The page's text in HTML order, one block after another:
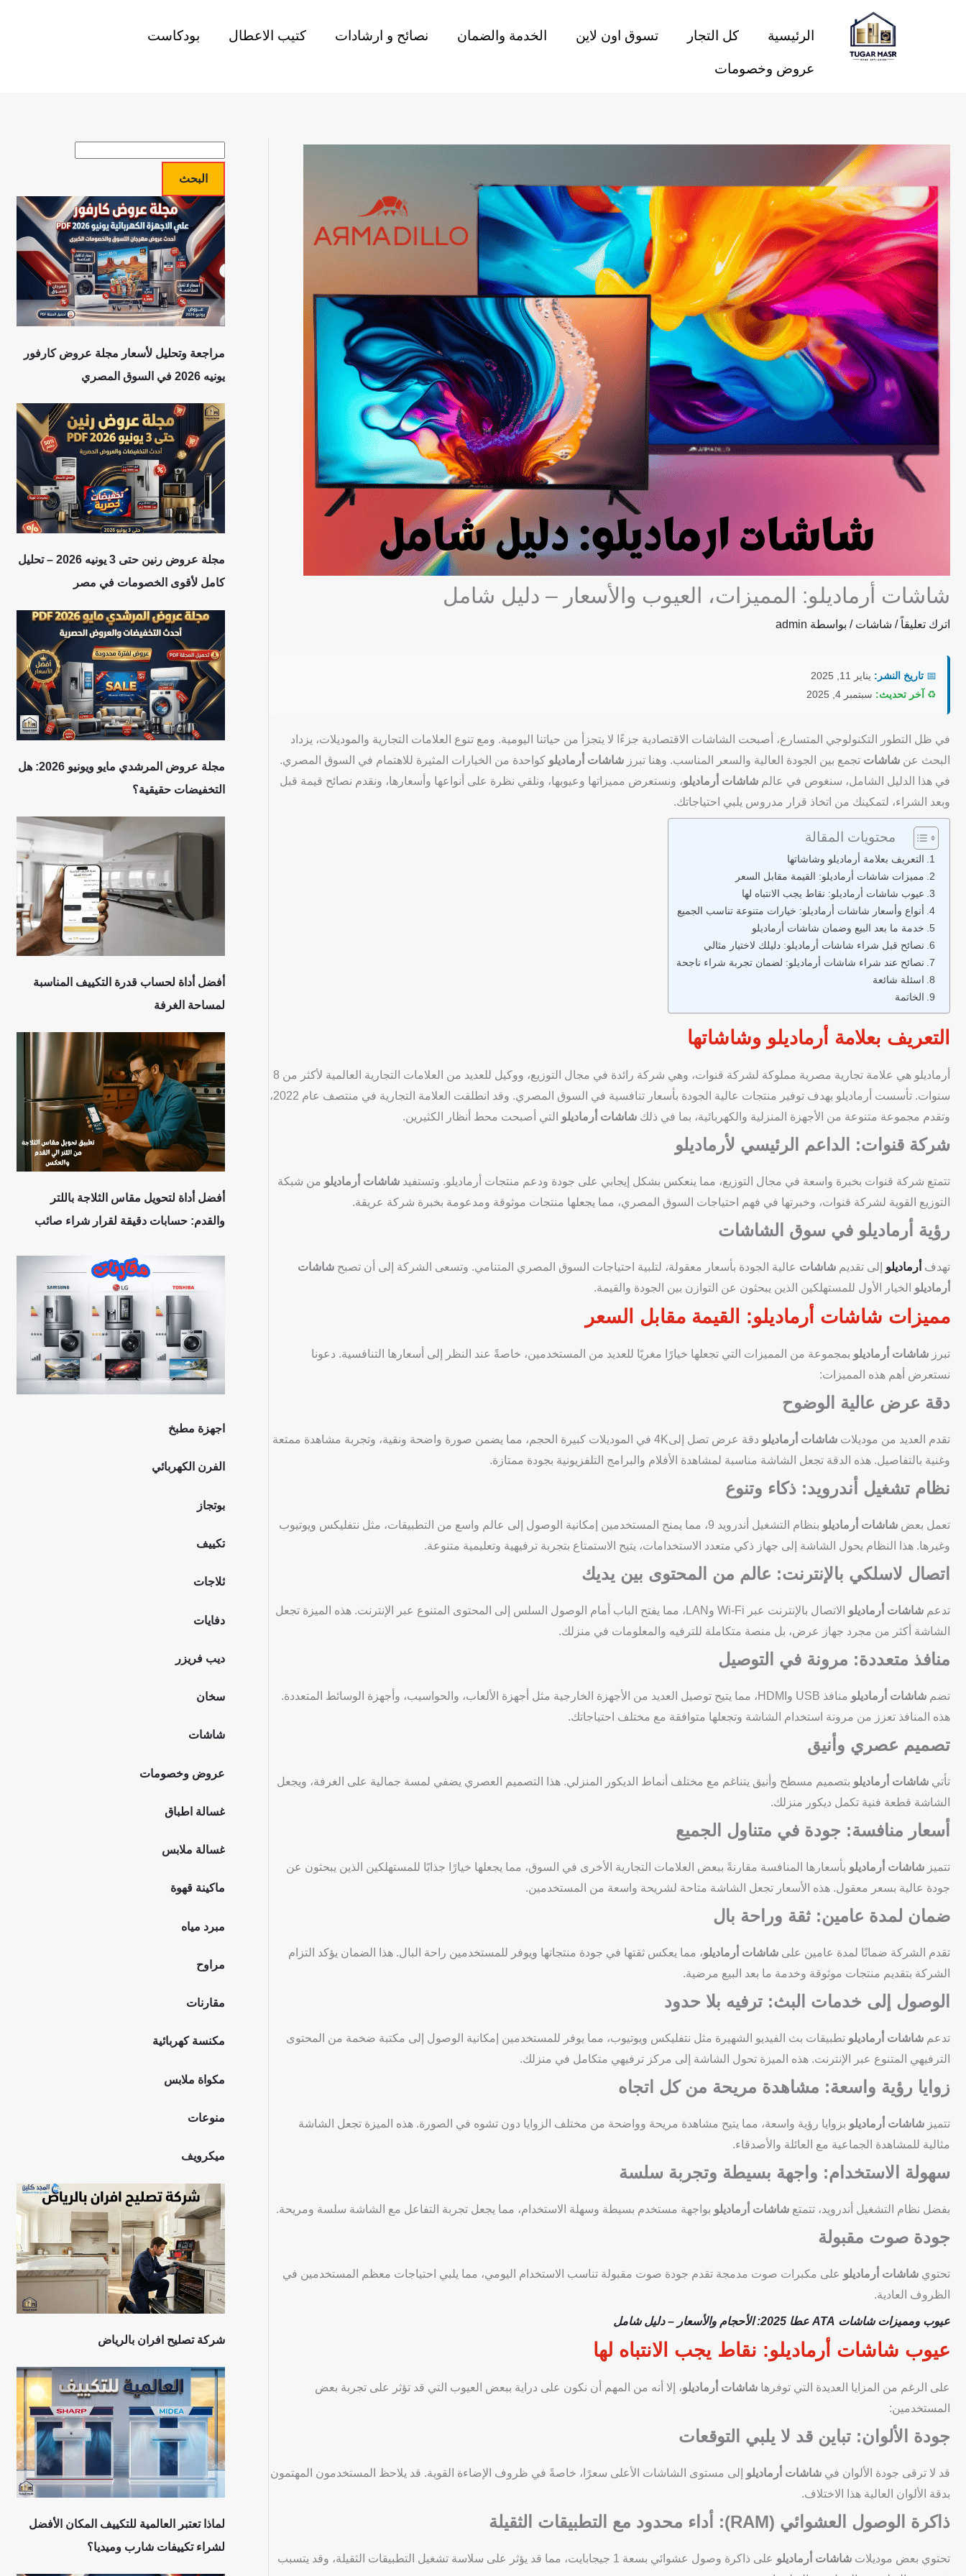
الرئيسية كل التجار تسوق اون لاين الخدمة والضمان نصائح و ارشادات كتيب الاعطال بودكاست
عروض وخصومات
شاشات أرماديلو: المميزات، العيوب والأسعار – دليل شامل
اترك تعليقاً / شاشات / بواسطة admin
📅 تاريخ النشر: يناير 11, 2025
♻️ آخر تحديث: سبتمبر 4, 2025
في ظل التطور التكنولوجي المتسارع، أصبحت الشاشات الاقتصادية جزءًا لا يتجزأ من حياتنا اليومية. ومع تنوع العلامات التجارية والموديلات، يزداد
البحث عن شاشات تجمع بين الجودة العالية والسعر المناسب. وهنا تبرز شاشات أرماديلو كواحدة من الخيارات المثيرة للاهتمام في السوق المصري.
في هذا الدليل الشامل، سنغوص في عالم شاشات أرماديلو، ونستعرض مميزاتها وعيوبها، ونلقي نظرة على أنواعها وأسعارها، ونقدم نصائح قيمة قبل
وبعد الشراء، لتمكينك من اتخاذ قرار مدروس يلبي احتياجاتك.
محتويات المقالة
التعريف بعلامة أرماديلو وشاشاتها
مميزات شاشات أرماديلو: القيمة مقابل السعر
عيوب شاشات أرماديلو: نقاط يجب الانتباه لها
أنواع وأسعار شاشات أرماديلو: خيارات متنوعة تناسب الجميع
خدمة ما بعد البيع وضمان شاشات أرماديلو
نصائح قبل شراء شاشات أرماديلو: دليلك لاختيار مثالي
نصائح عند شراء شاشات أرماديلو: لضمان تجربة شراء ناجحة
اسئلة شائعة
الخاتمة
التعريف بعلامة أرماديلو وشاشاتها
أرماديلو هي علامة تجارية مصرية مملوكة لشركة قنوات، وهي شركة رائدة في مجال التوزيع، ووكيل للعديد من العلامات التجارية العالمية لأكثر من 8
سنوات. تأسست أرماديلو بهدف توفير منتجات عالية الجودة بأسعار تنافسية في السوق المصري. وقد انطلقت العلامة التجارية في منتصف عام 2022،
وتقدم مجموعة متنوعة من الأجهزة المنزلية والكهربائية، بما في ذلك شاشات أرماديلو التي أصبحت محط أنظار الكثيرين.
شركة قنوات: الداعم الرئيسي لأرماديلو
تتمتع شركة قنوات بخبرة واسعة في مجال التوزيع، مما ينعكس بشكل إيجابي على جودة ودعم منتجات أرماديلو. وتستفيد شاشات أرماديلو من شبكة
التوزيع القوية لشركة قنوات، وخبرتها في فهم احتياجات السوق المصري، مما يجعلها منتجات موثوقة ومدعومة بخبرة شركة عريقة.
رؤية أرماديلو في سوق الشاشات
تهدف أرماديلو إلى تقديم شاشات عالية الجودة بأسعار معقولة، لتلبية احتياجات السوق المصري المتنامي. وتسعى الشركة إلى أن تصبح شاشات
أرماديلو الخيار الأول للمستهلكين الذين يبحثون عن التوازن بين الجودة والقيمة.
مميزات شاشات أرماديلو: القيمة مقابل السعر
تبرز شاشات أرماديلو بمجموعة من المميزات التي تجعلها خيارًا مغريًا للعديد من المستخدمين، خاصةً عند النظر إلى أسعارها التنافسية. دعونا
نستعرض أهم هذه المميزات:
دقة عرض عالية الوضوح
تقدم العديد من موديلات شاشات أرماديلو
دقة عرض تصل إلى4K في الموديلات كبيرة الحجم، مما يضمن صورة واضحة ونقية، وتجربة مشاهدة ممتعة
وغنية بالتفاصيل. هذه الدقة تجعل الشاشة مناسبة لمشاهدة الأفلام والبرامج التلفزيونية بجودة ممتازة.
نظام تشغيل أندرويد: ذكاء وتنوع
تعمل بعض شاشات أرماديلو
بنظام التشغيل أندرويد 9، مما يمنح المستخدمين إمكانية الوصول إلى عالم واسع من التطبيقات، مثل نتفليكس ويوتيوب
وغيرها. هذا النظام يحول الشاشة إلى جهاز ذكي متعدد الاستخدامات، يتيح الاستمتاع بتجربة ترفيهية وتعليمية متنوعة.
اتصال لاسلكي بالإنترنت: عالم من المحتوى بين يديك
تدعم شاشات أرماديلو
الاتصال بالإنترنت عبر Wi-Fi وLAN، مما يفتح الباب أمام الوصول السلس إلى المحتوى المتنوع عبر الإنترنت. هذه الميزة تجعل
الشاشة أكثر من مجرد جهاز عرض، بل منصة متكاملة للترفيه والمعلومات في منزلك.
منافذ متعددة: مرونة في التوصيل
تضم شاشات أرماديلو
منافذ USB وHDMI، مما يتيح توصيل العديد من الأجهزة الخارجية مثل أجهزة الألعاب، والحواسيب، وأجهزة الوسائط المتعددة.
هذه المنافذ تعزز من مرونة استخدام الشاشة وتجعلها متوافقة مع مختلف احتياجاتك.
تصميم عصري وأنيق
تأتي شاشات أرماديلو بتصميم مسطح وأنيق يتناغم مع مختلف أنماط الديكور المنزلي. هذا التصميم العصري يضفي لمسة جمالية على الغرفة، ويجعل
الشاشة قطعة فنية تكمل ديكور منزلك.
أسعار منافسة: جودة في متناول الجميع
تتميز شاشات أرماديلو بأسعارها المنافسة مقارنةً ببعض العلامات التجارية الأخرى في السوق، مما يجعلها خيارًا جذابًا للمستهلكين الذين يبحثون عن
جودة عالية بسعر معقول. هذه الأسعار تجعل الشاشة متاحة لشريحة واسعة من المستخدمين.
ضمان لمدة عامين: ثقة وراحة بال
تقدم الشركة ضمانًا لمدة عامين على شاشات أرماديلو، مما يعكس ثقتها في جودة منتجاتها ويوفر للمستخدمين راحة البال. هذا الضمان يؤكد التزام
الشركة بتقديم منتجات موثوقة وخدمة ما بعد البيع مرضية.
الوصول إلى خدمات البث: ترفيه بلا حدود
تدعم شاشات أرماديلو تطبيقات بث الفيديو الشهيرة مثل نتفليكس ويوتيوب، مما يوفر للمستخدمين إمكانية الوصول إلى مكتبة ضخمة من المحتوى
الترفيهي المتنوع عبر الإنترنت. هذه الميزة تحول الشاشة إلى مركز ترفيهي متكامل في منزلك.
زوايا رؤية واسعة: مشاهدة مريحة من كل اتجاه
تتميز شاشات أرماديلو بزوايا رؤية واسعة، مما يتيح مشاهدة مريحة وواضحة من مختلف الزوايا دون تشوه في الصورة. هذه الميزة تجعل الشاشة
مثالية للمشاهدة الجماعية مع العائلة والأصدقاء.
سهولة الاستخدام: واجهة بسيطة وتجربة سلسة
بفضل نظام التشغيل أندرويد، تتمتع شاشات أرماديلو بواجهة مستخدم بسيطة وسهلة الاستخدام، مما يجعل تجربة التفاعل مع الشاشة سلسة ومريحة.
جودة صوت مقبولة
تحتوي شاشات أرماديلو على مكبرات صوت مدمجة تقدم جودة صوت مقبولة تناسب الاستخدام اليومي، مما يلبي احتياجات معظم المستخدمين في
الظروف العادية.
عيوب ومميزات شاشات ATA عطا 2025: الأحجام والأسعار – دليل شامل
عيوب شاشات أرماديلو: نقاط يجب الانتباه لها
على الرغم من المزايا العديدة التي توفرها شاشات أرماديلو، إلا أنه من المهم أن نكون على دراية ببعض العيوب التي قد تؤثر على تجربة بعض
المستخدمين:
جودة الألوان: تباين قد لا يلبي التوقعات
قد لا ترقى جودة الألوان في شاشات أرماديلو إلى مستوى الشاشات الأعلى سعرًا، خاصةً في ظروف الإضاءة القوية. قد يلاحظ المستخدمون المهتمون
بدقة الألوان العالية هذا الاختلاف.
ذاكرة الوصول العشوائي (RAM): أداء محدود مع التطبيقات الثقيلة
تحتوي بعض موديلات شاشات أرماديلو
على ذاكرة وصول عشوائي بسعة 1 جيجابايت، مما قد يؤثر على سلاسة تشغيل التطبيقات الثقيلة، وقد يتسبب
ب
ح
ث
البحث
مراجعة وتحليل لأسعار مجلة عروض كارفور
يونيه 2026 في السوق المصري
مجلة عروض رنين حتى 3 يونيه 2026 – تحليل
كامل لأقوى الخصومات في مصر
مجلة عروض المرشدي مايو ويونيو 2026: هل
التخفيضات حقيقية؟
أفضل أداة لحساب قدرة التكييف المناسبة
لمساحة الغرفة
أفضل أداة لتحويل مقاس الثلاجة باللتر
والقدم: حسابات دقيقة لقرار شراء صائب
اجهزة مطبخ
الفرن الكهربائي
بوتجاز
تكييف
ثلاجات
دفايات
ديب فريزر
سخان
شاشات
عروض وخصومات
غسالة اطباق
غسالة ملابس
ماكينة قهوة
مبرد مياه
مراوح
مقارنات
مكنسة كهربائية
مكواة ملابس
منوعات
ميكرويف
شركة تصليح افران بالرياض
لماذا تعتبر العالمية للتكييف المكان الأفضل
لشراء تكييفات شارب وميديا؟